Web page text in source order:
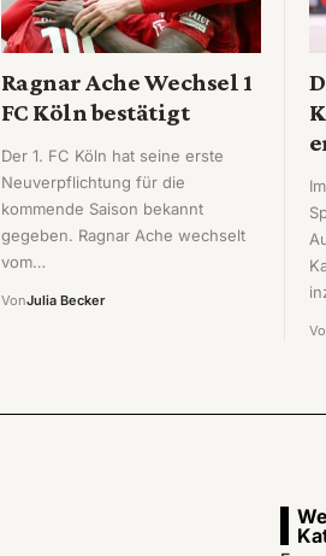
Ragnar Ache Wechsel 1
FC Köln bestätigt
Der 1. FC Köln hat seine erste
Neuverpflichtung für die
kommende Saison bekannt
gegeben. Ragnar Ache wechselt
vom…
VonJulia Becker